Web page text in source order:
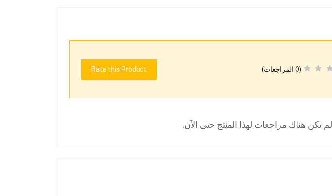
(0 المراجعات) Rate this Product
لم تكن هناك مراجعات لهذا المنتج حتى الآن.